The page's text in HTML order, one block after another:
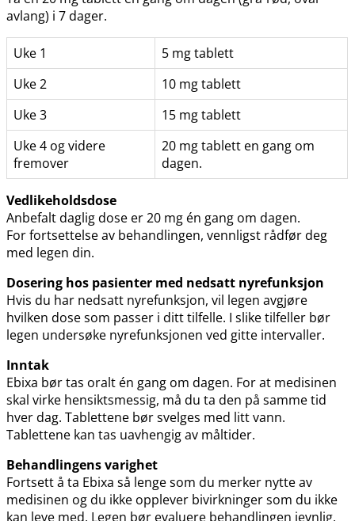
avlang) i 7 dager.
Uke 1
5 mg tablett
Uke 2
10 mg tablett
Uke 3
15 mg tablett
Uke 4 og videre
fremover
20 mg tablett en gang om
dagen.
Vedlikeholdsdose
Anbefalt daglig dose er 20 mg én gang om dagen.
For fortsettelse av behandlingen, vennligst rådfør deg
med legen din.
Dosering hos pasienter med nedsatt nyrefunksjon
Hvis du har nedsatt nyrefunksjon, vil legen avgjøre
hvilken dose som passer i ditt tilfelle. I slike tilfeller bør
legen undersøke nyrefunksjonen ved gitte intervaller.
Inntak
Ebixa bør tas oralt én gang om dagen. For at medisinen
skal virke hensiktsmessig, må du ta den på samme tid
hver dag. Tablettene bør svelges med litt vann.
Tablettene kan tas uavhengig av måltider.
Behandlingens varighet
Fortsett å ta Ebixa så lenge som du merker nytte av
medisinen og du ikke opplever bivirkninger som du ikke
kan leve med. Legen bør evaluere behandlingen jevnlig.